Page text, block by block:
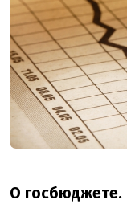
О госбюджете.